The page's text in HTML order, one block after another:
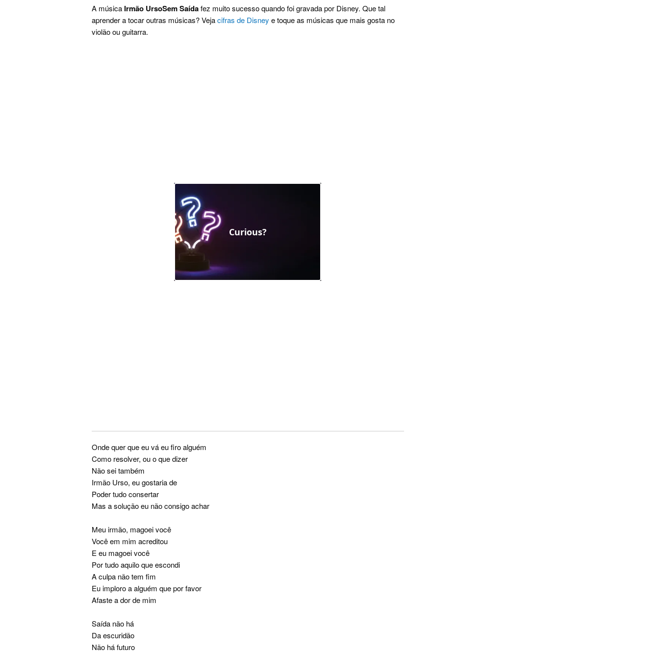
A música Irmão UrsoSem Saídafez muito sucesso quando foi gravada por Disney. Que tal
aprender a tocar outras músicas? Vejacifras de Disney e toque as músicas que mais gosta no
violão ou guitarra.
Onde quer que eu vá eu firo alguém
Como resolver, ou o que dizer
Não sei também
Irmão Urso, eu gostaria de
Poder tudo consertar
Mas a solução eu não consigo achar
Meu irmão, magoei você
Você em mim acreditou
E eu magoei você
Por tudo aquilo que escondi
A culpa não tem fim
Eu imploro a alguém que por favor
Afaste a dor de mim
Saída não há
Da escuridão
Não há futuro